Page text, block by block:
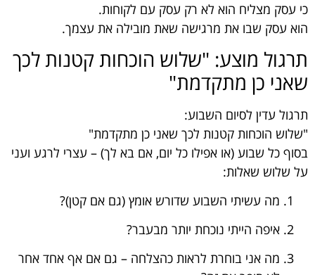
כי עסק מצליח הוא לא רק עסק עם לקוחות.
הוא עסק שבו את מרגישה שאת מובילה את עצמך.
תרגול מוצע: "שלוש הוכחות קטנות לכך
שאני כן מתקדמת"
תרגול עדין לסיום השבוע:
"שלוש הוכחות קטנות לכך שאני כן מתקדמת"
בסוף כל שבוע (או אפילו כל יום, אם בא לך) – עצרי לרגע ועני
על שלוש שאלות:
מה עשיתי השבוע שדורש אומץ (גם אם קטן)?
איפה הייתי נוכחת יותר מבעבר?
מה אני בוחרת לראות כהצלחה – גם אם אף אחד אחר